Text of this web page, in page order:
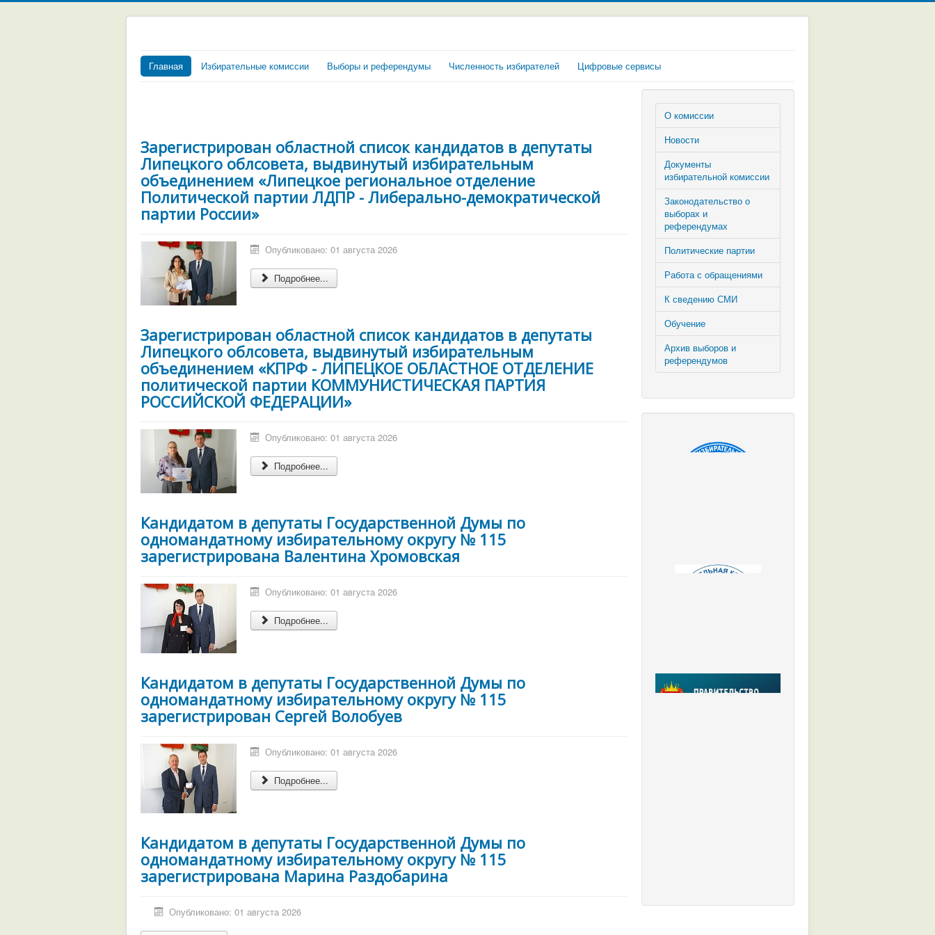
Главная Избирательные комиссии Выборы и референдумы Численность избирателей Цифровые сервисы
Зарегистрирован областной список кандидатов в депутаты
Липецкого облсовета, выдвинутый избирательным
объединением «Липецкое региональное отделение
Политической партии ЛДПР - Либерально-демократической
партии России»
Опубликовано: 01 августа 2026
Подробнее...
Зарегистрирован областной список кандидатов в депутаты
Липецкого облсовета, выдвинутый избирательным
объединением «КПРФ - ЛИПЕЦКОЕ ОБЛАСТНОЕ ОТДЕЛЕНИЕ
политической партии КОММУНИСТИЧЕСКАЯ ПАРТИЯ
РОССИЙСКОЙ ФЕДЕРАЦИИ»
Опубликовано: 01 августа 2026
Подробнее...
Кандидатом в депутаты Государственной Думы по
одномандатному избирательному округу № 115
зарегистрирована Валентина Хромовская
Опубликовано: 01 августа 2026
Подробнее...
Кандидатом в депутаты Государственной Думы по
одномандатному избирательному округу № 115
зарегистрирован Сергей Волобуев
Опубликовано: 01 августа 2026
Подробнее...
Кандидатом в депутаты Государственной Думы по
одномандатному избирательному округу № 115
зарегистрирована Марина Раздобарина
Опубликовано: 01 августа 2026
О комиссии
Новости
Документы
избирательной комиссии
Законодательство о
выборах и
референдумах
Политические партии
Работа с обращениями
К сведению СМИ
Обучение
Архив выборов и
референдумов